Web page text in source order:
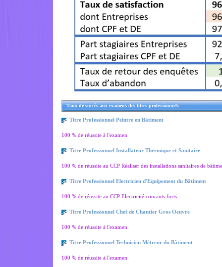
Taux de succès aux examens des titres professionnels
Titre Professionnel Peintre en Bâtiment
100 % de réussite à l'examen
Titre Professionnel Installateur Thermique et Sanitaire
100 % de réussite au CCP Réaliser des installations sanitaires de
Titre Professionnel Electricien d'Equipement du Bâtiment
100 % de réussite au CCP Electricité courants forts
Titre Professionnel Chef de Chantier Gros Oeuvre
100 % de réussite à l'examen
Titre Professionnel Technicien Métreur du Bâtiment
100 % de réussite à l'examen